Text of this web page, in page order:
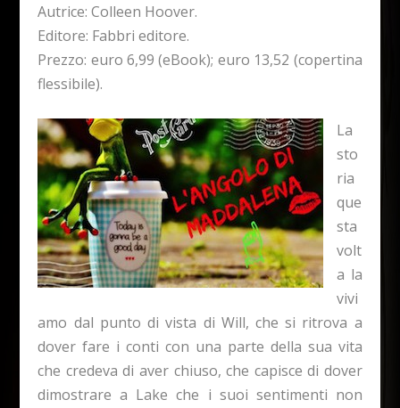
Autrice: Colleen Hoover.
Editore: Fabbri editore.
Prezzo: euro 6,99 (eBook); euro 13,52 (copertina
flessibile).
La
sto
ria
que
sta
volt
a la
vivi
amo dal punto di vista di Will, che si ritrova a
dover fare i conti con una parte della sua vita
che credeva di aver chiuso, che capisce di dover
dimostrare a Lake che i suoi sentimenti non